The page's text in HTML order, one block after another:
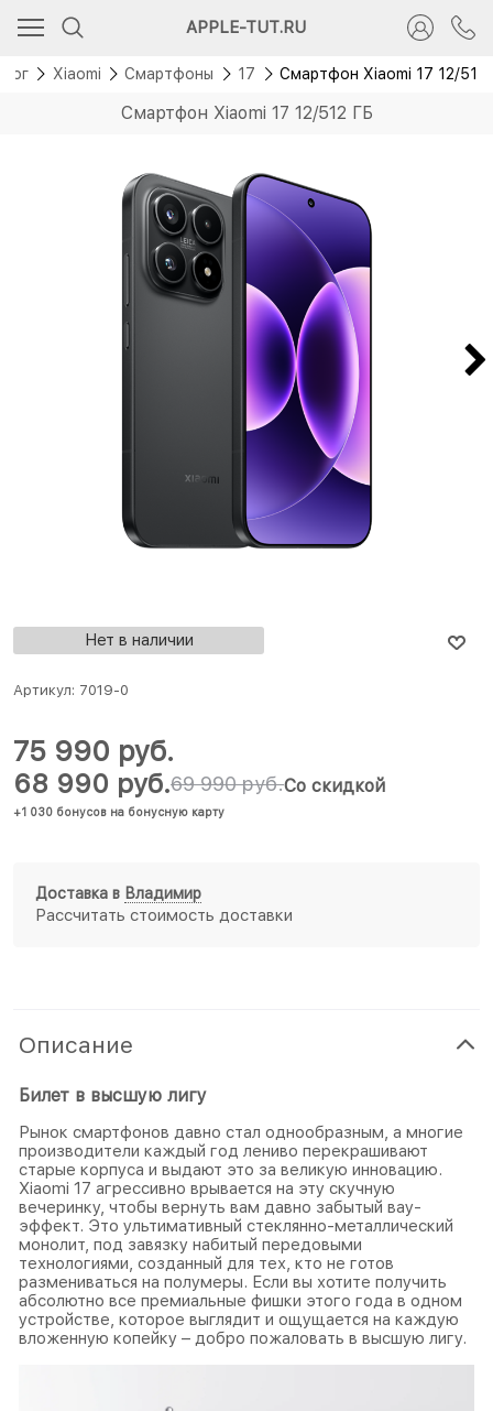
APPLE-TUT.RU
Xiaomi Смартфоны 17 Смартфон Xiaomi 17 12/512
Смартфон Xiaomi 17 12/512 ГБ
Скидка 1 000 руб.
Новинка
Нет в наличии
Артикул: 7019-0
69 990 руб.
68 990 руб.
+1 030 бонусов на бонусную карту
Со скидкой
75 990 руб.
Доставка в Владимир
Рассчитать стоимость доставки
Описание
Билет в высшую лигу
Рынок смартфонов давно стал однообразным, а многие
производители каждый год лениво перекрашивают
старые корпуса и выдают это за великую инновацию.
Xiaomi 17 агрессивно врывается на эту скучную
вечеринку, чтобы вернуть вам давно забытый вау-
эффект. Это ультимативный стеклянно-металлический
монолит, под завязку набитый передовыми
технологиями, созданный для тех, кто не готов
размениваться на полумеры. Если вы хотите получить
абсолютно все премиальные фишки этого года в одном
устройстве, которое выглядит и ощущается на каждую
вложенную копейку – добро пожаловать в высшую лигу.